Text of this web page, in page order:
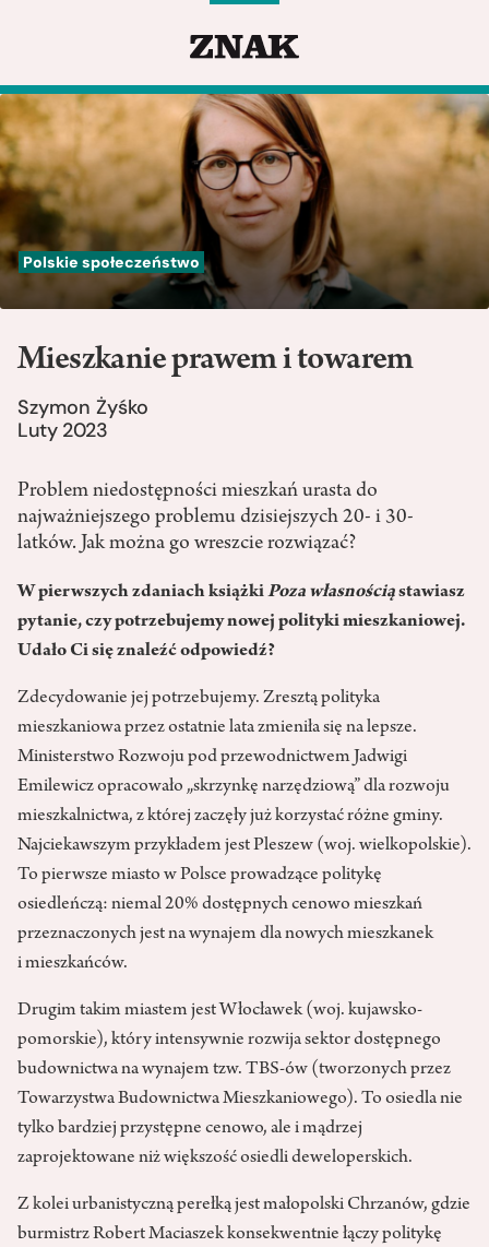
Polskie społeczeństwo
Mieszkanie prawem i towarem
Szymon Żyśko
Luty 2023
Problem niedostępności mieszkań urasta do
najważniejszego problemu dzisiejszych 20- i 30-
latków. Jak można go wreszcie rozwiązać?
W pierwszych zdaniach książkiPoza własnościąstawiasz
pytanie, czy potrzebujemy nowej polityki mieszkaniowej.
Udało Ci się znaleźć odpowiedź?
Zdecydowanie jej potrzebujemy. Zresztą polityka
mieszkaniowa przez ostatnie lata zmieniła się na lepsze.
Ministerstwo Rozwoju pod przewodnictwem Jadwigi
Emilewicz opracowało „skrzynkę narzędziową” dla rozwoju
mieszkalnictwa, z której zaczęły już korzystać różne gminy.
Najciekawszym przykładem jest Pleszew (woj. wielkopolskie).
To pierwsze miasto w Polsce prowadzące politykę
osiedleńczą: niemal 20% dostępnych cenowo mieszkań
przeznaczonych jest na wynajem dla nowych mieszkanek
i mieszkańców.
Drugim takim miastem jest Włocławek (woj. kujawsko-
pomorskie), który intensywnie rozwija sektor dostępnego
budownictwa na wynajem tzw. TBS-ów (tworzonych przez
Towarzystwa Budownictwa Mieszkaniowego). To osiedla nie
tylko bardziej przystępne cenowo, ale i mądrzej
zaprojektowane niż większość osiedli deweloperskich.
Z kolei urbanistyczną perełką jest małopolski Chrzanów, gdzie
burmistrz Robert Maciaszek konsekwentnie łączy politykę